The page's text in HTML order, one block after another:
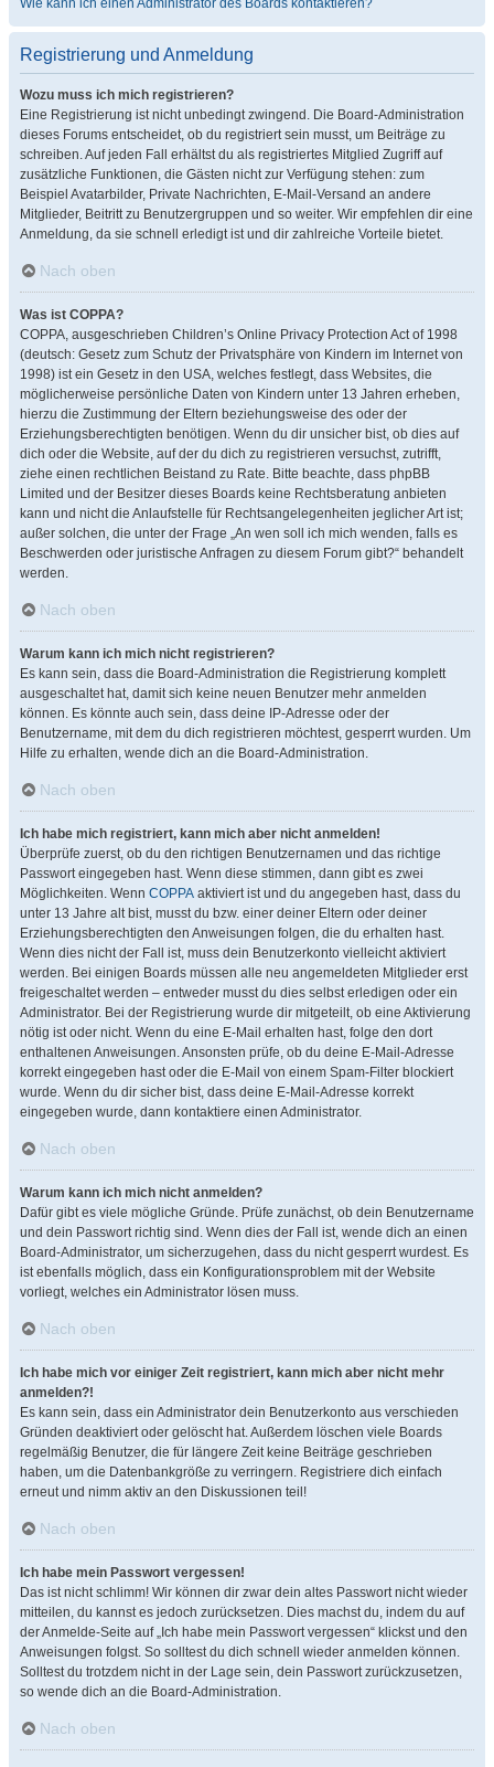
Wie kann ich einen Administrator des Boards kontaktieren?
Registrierung und Anmeldung
Wozu muss ich mich registrieren?
Eine Registrierung ist nicht unbedingt zwingend. Die Board-Administration
dieses Forums entscheidet, ob du registriert sein musst, um Beiträge zu
schreiben. Auf jeden Fall erhältst du als registriertes Mitglied Zugriff auf
zusätzliche Funktionen, die Gästen nicht zur Verfügung stehen: zum
Beispiel Avatarbilder, Private Nachrichten, E-Mail-Versand an andere
Mitglieder, Beitritt zu Benutzergruppen und so weiter. Wir empfehlen dir eine
Anmeldung, da sie schnell erledigt ist und dir zahlreiche Vorteile bietet.
Nach oben
Was ist COPPA?
COPPA, ausgeschrieben Children’s Online Privacy Protection Act of 1998
(deutsch: Gesetz zum Schutz der Privatsphäre von Kindern im Internet von
1998) ist ein Gesetz in den USA, welches festlegt, dass Websites, die
möglicherweise persönliche Daten von Kindern unter 13 Jahren erheben,
hierzu die Zustimmung der Eltern beziehungsweise des oder der
Erziehungsberechtigten benötigen. Wenn du dir unsicher bist, ob dies auf
dich oder die Website, auf der du dich zu registrieren versuchst, zutrifft,
ziehe einen rechtlichen Beistand zu Rate. Bitte beachte, dass phpBB
Limited und der Besitzer dieses Boards keine Rechtsberatung anbieten
kann und nicht die Anlaufstelle für Rechtsangelegenheiten jeglicher Art ist;
außer solchen, die unter der Frage „An wen soll ich mich wenden, falls es
Beschwerden oder juristische Anfragen zu diesem Forum gibt?“ behandelt
werden.
Nach oben
Warum kann ich mich nicht registrieren?
Es kann sein, dass die Board-Administration die Registrierung komplett
ausgeschaltet hat, damit sich keine neuen Benutzer mehr anmelden
können. Es könnte auch sein, dass deine IP-Adresse oder der
Benutzername, mit dem du dich registrieren möchtest, gesperrt wurden. Um
Hilfe zu erhalten, wende dich an die Board-Administration.
Nach oben
Ich habe mich registriert, kann mich aber nicht anmelden!
Überprüfe zuerst, ob du den richtigen Benutzernamen und das richtige
Passwort eingegeben hast. Wenn diese stimmen, dann gibt es zwei
Möglichkeiten. Wenn COPPA aktiviert ist und du angegeben hast, dass du
unter 13 Jahre alt bist, musst du bzw. einer deiner Eltern oder deiner
Erziehungsberechtigten den Anweisungen folgen, die du erhalten hast.
Wenn dies nicht der Fall ist, muss dein Benutzerkonto vielleicht aktiviert
werden. Bei einigen Boards müssen alle neu angemeldeten Mitglieder erst
freigeschaltet werden – entweder musst du dies selbst erledigen oder ein
Administrator. Bei der Registrierung wurde dir mitgeteilt, ob eine Aktivierung
nötig ist oder nicht. Wenn du eine E-Mail erhalten hast, folge den dort
enthaltenen Anweisungen. Ansonsten prüfe, ob du deine E-Mail-Adresse
korrekt eingegeben hast oder die E-Mail von einem Spam-Filter blockiert
wurde. Wenn du dir sicher bist, dass deine E-Mail-Adresse korrekt
eingegeben wurde, dann kontaktiere einen Administrator.
Nach oben
Warum kann ich mich nicht anmelden?
Dafür gibt es viele mögliche Gründe. Prüfe zunächst, ob dein Benutzername
und dein Passwort richtig sind. Wenn dies der Fall ist, wende dich an einen
Board-Administrator, um sicherzugehen, dass du nicht gesperrt wurdest. Es
ist ebenfalls möglich, dass ein Konfigurationsproblem mit der Website
vorliegt, welches ein Administrator lösen muss.
Nach oben
Ich habe mich vor einiger Zeit registriert, kann mich aber nicht mehr
anmelden?!
Es kann sein, dass ein Administrator dein Benutzerkonto aus verschieden
Gründen deaktiviert oder gelöscht hat. Außerdem löschen viele Boards
regelmäßig Benutzer, die für längere Zeit keine Beiträge geschrieben
haben, um die Datenbankgröße zu verringern. Registriere dich einfach
erneut und nimm aktiv an den Diskussionen teil!
Nach oben
Ich habe mein Passwort vergessen!
Das ist nicht schlimm! Wir können dir zwar dein altes Passwort nicht wieder
mitteilen, du kannst es jedoch zurücksetzen. Dies machst du, indem du auf
der Anmelde-Seite auf „Ich habe mein Passwort vergessen“ klickst und den
Anweisungen folgst. So solltest du dich schnell wieder anmelden können.
Solltest du trotzdem nicht in der Lage sein, dein Passwort zurückzusetzen,
so wende dich an die Board-Administration.
Nach oben